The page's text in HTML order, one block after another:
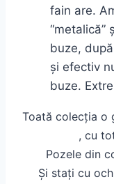
fain are.
“metalică”
buze, după
și efectiv
buze.
Toată colecția o
, cu
Pozele din
Și stați cu